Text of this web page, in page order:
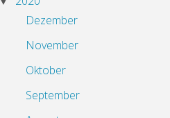
Dezember
November
Oktober
September